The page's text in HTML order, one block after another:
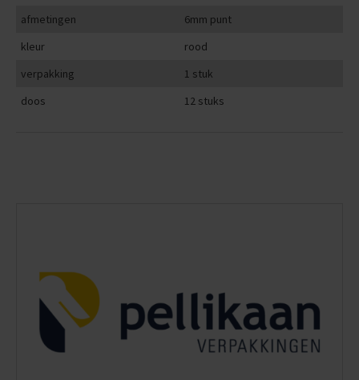
afmetingen
6mm punt
kleur
rood
verpakking
1 stuk
doos
12 stuks